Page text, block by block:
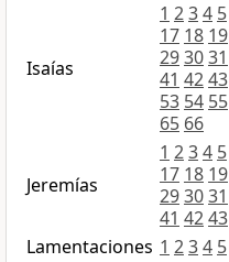
Isaías
1 234 5
17 18 19
293031
41 4243
53 54 55
65 66
Jeremías
1 234 5
17 18 19
293031
41 4243
Lamentaciones 1 234 5